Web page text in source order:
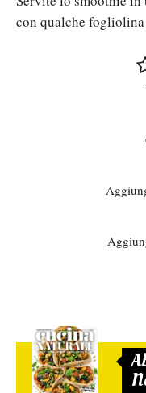
con qualche